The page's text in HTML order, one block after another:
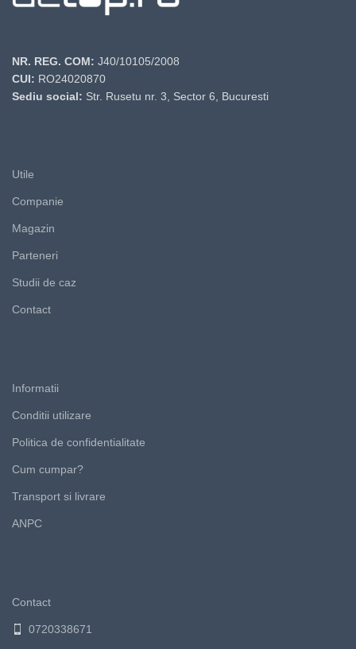
NR. REG. COM: J40/10105/2008
CUI: RO24020870
Sediu social: Str. Rusetu nr. 3, Sector 6, Bucuresti
Utile
Companie
Magazin
Parteneri
Studii de caz
Contact
Informatii
Conditii utilizare
Politica de confidentialitate
Cum cumpar?
Transport si livrare
ANPC
Contact
0720338671